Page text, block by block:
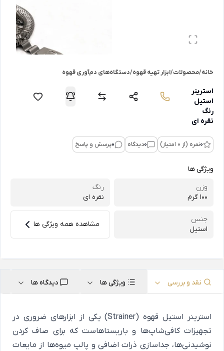
خانه/محصولات/ابزار تهیه قهوه/دستگاه‌های دم‌آوری قهوه
استرینر
استیل
رنگ
نقره ای
0نمره (از 0 امتیاز) 0دیدگاه 0پرسش و پاسخ
ویژگی ها
وزن
100 گرم
رنگ
نقره ای
جنس
استیل
مشاهده همه ویژگی ها
نقد و بررسی ویژگی ها دیدگاه ها
استرینر استیل قهوه (Strainer) یکی از ابزارهای ضروری در
تجهیزات کافی‌شاپ‌ها و باریستاهاست که برای صاف کردن
نوشیدنی‌ها، جداسازی ذرات اضافی و پالپ میوه‌ها از مایعات